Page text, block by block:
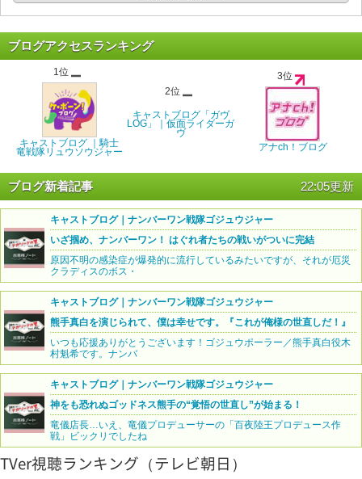
ブログアクセスランキング
1位
キャストブログ ｜騎士
竜戦隊リュウソウジャー
2位
キャストブログ「ガヴ
LOG」｜仮面ライダーガ
ヴ
3位
アナch！ブログ
ブログ新着記事 22:05更新
キャストブログ｜ナンバーワン戦隊ゴジュウジャー
いざ掴め、ナンバーワン！ はぐれ者たちの戦いがついに完結
原因不明の感染症が爆発的に流行しているみたいですが、それが厄災
クラディスのボス・
キャストブログ｜ナンバーワン戦隊ゴジュウジャー
熊手真白を演じられて、僕は幸せです。『これが俺様の世直しだ！』
いつも応援ありがとうございます！ゴジュウポーラー／熊手真白役木
村魁希です。ナンバ
キャストブログ｜ナンバーワン戦隊ゴジュウジャー
神をも恐れぬゴッドネス熊手の“覚悟の世直し”が始まる！
竜儀店長…いえ、竜儀プロデューサーの「百夜陸王プロデュース作
戦」ビックリでしたね
TVer視聴ランキング（テレビ朝日）